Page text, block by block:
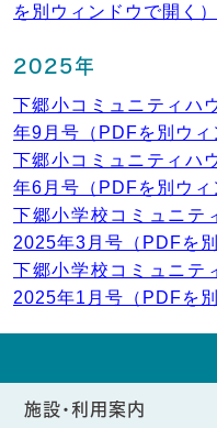
を別ウィンドウで開く）
2025年
下郷小コミュニティ
年9月号（PDFを別ウィ
下郷小コミュニティ
年6月号（PDFを別ウィ
下郷小学校コミュニ
2025年3月号（PDFを
下郷小学校コミュニ
2025年1月号（PDFを
施設・利用案内